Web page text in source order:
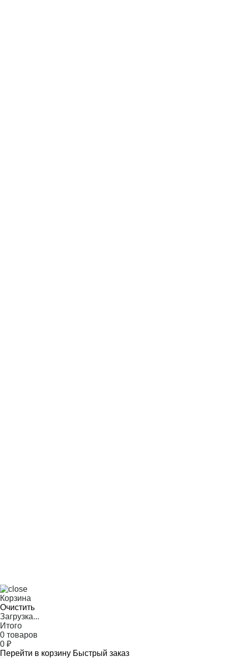
Корзина
Очистить
Загрузка...
Итого
0 товаров
0 ₽
Перейти в корзину Быстрый заказ